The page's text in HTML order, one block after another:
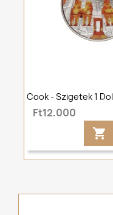
Cook - Szigetek 1
Ft12,000
